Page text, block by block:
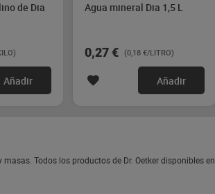
de Dia
Añadir
Agua mineral Dia 1,5 L
0,27 € (0,18 €/LITRO)
Añadir
Todos los productos de Dr. Oetker disponibles